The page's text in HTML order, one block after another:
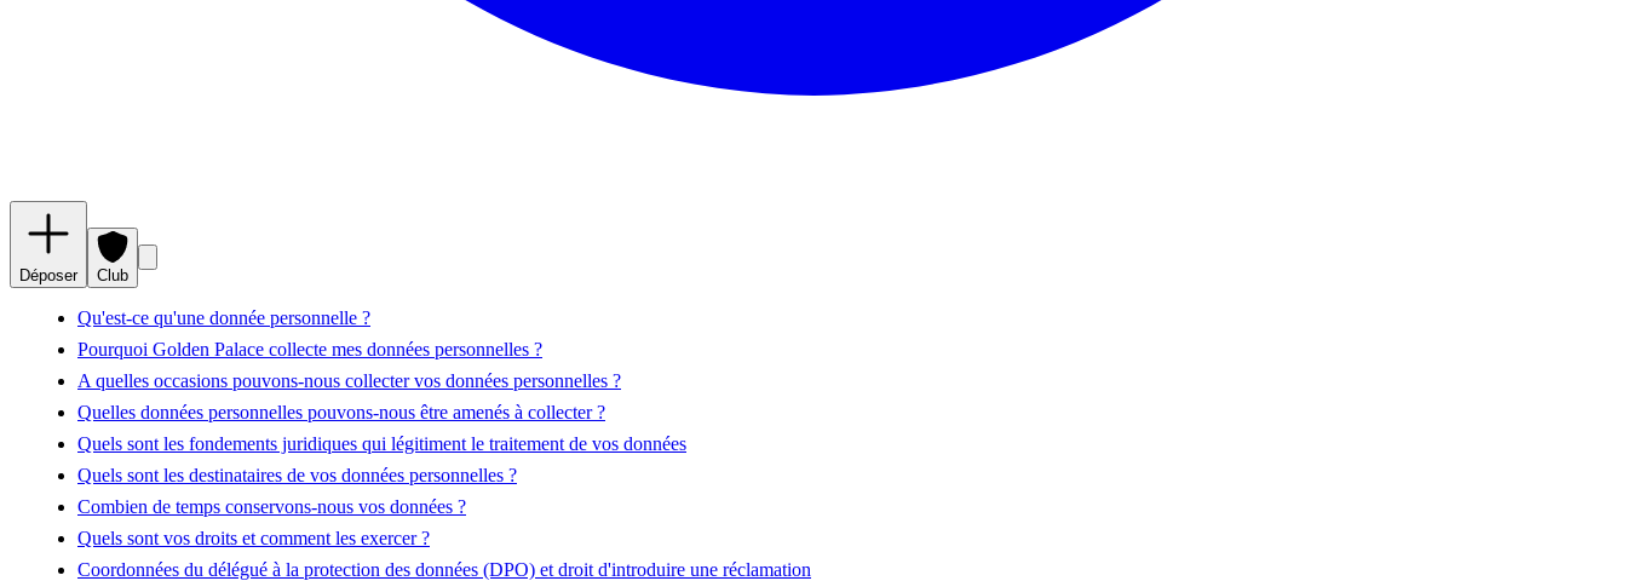
Déposer Club
Qu'est-ce qu'une donnée personnelle ?
Pourquoi Golden Palace collecte mes données personnelles ?
A quelles occasions pouvons-nous collecter vos données personnelles ?
Quelles données personnelles pouvons-nous être amenés à collecter ?
Quels sont les fondements juridiques qui légitiment le traitement de vos données
Quels sont les destinataires de vos données personnelles ?
Combien de temps conservons-nous vos données ?
Quels sont vos droits et comment les exercer ?
Coordonnées du délégué à la protection des données (DPO) et droit d'introduire une réclamation